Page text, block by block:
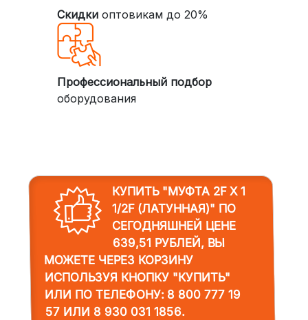
Скидкиоптовикам до 20%
Профессиональный подбор
оборудования
КУПИТЬ "МУФТА 2F Х 1
1/2F (ЛАТУННАЯ)" ПО
СЕГОДНЯШНЕЙ ЦЕНЕ
639,51 РУБЛЕЙ, ВЫ
МОЖЕТЕ ЧЕРЕЗ КОРЗИНУ
ИСПОЛЬЗУЯ КНОПКУ "КУПИТЬ"
ИЛИ ПО ТЕЛЕФОНУ: 8 800 777 19
57ИЛИ 8 930 031 1856.